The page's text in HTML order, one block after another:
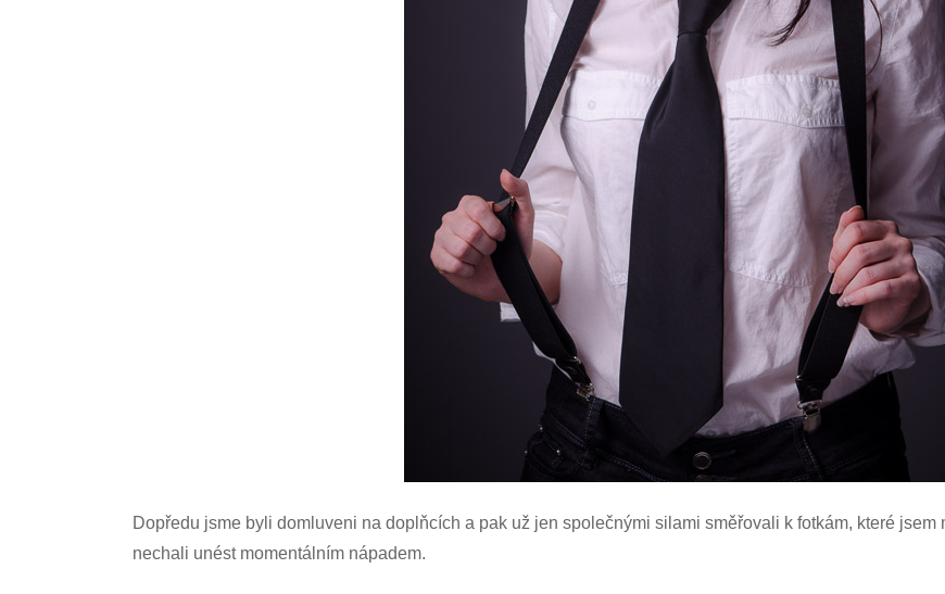
Dopředu jsme byli domluveni na doplňcích a pak už jen společnými silami směřovali k fotkám, které
nechali unést momentálním nápadem.